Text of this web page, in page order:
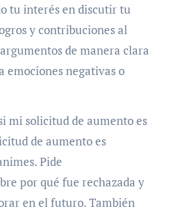
tu interés en discutir tu
y contribuciones al
de manera clara
emociones negativas o
mi solicitud de aumento es
de aumento es
Pide
por qué fue rechazada y
en el futuro. También